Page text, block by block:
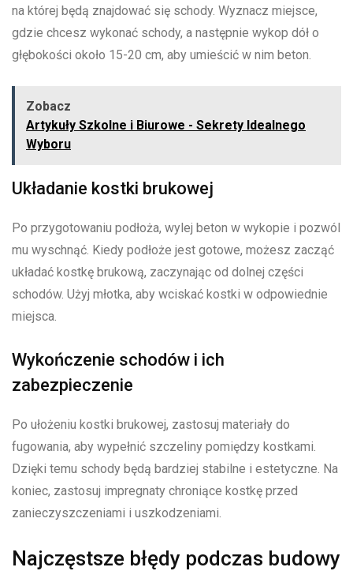
na której będą znajdować się schody. Wyznacz miejsce,
gdzie chcesz wykonać schody, a następnie wykop dół o
głębokości około 15-20 cm, aby umieścić w nim beton.
Zobacz
Artykuły Szkolne i Biurowe - Sekrety Idealnego
Wyboru
Układanie kostki brukowej
Po przygotowaniu podłoża, wylej beton w wykopie i pozwól
mu wyschnąć. Kiedy podłoże jest gotowe, możesz zacząć
układać kostkę brukową, zaczynając od dolnej części
schodów. Użyj młotka, aby wciskać kostki w odpowiednie
miejsca.
Wykończenie schodów i ich
zabezpieczenie
Po ułożeniu kostki brukowej, zastosuj materiały do
fugowania, aby wypełnić szczeliny pomiędzy kostkami.
Dzięki temu schody będą bardziej stabilne i estetyczne. Na
koniec, zastosuj impregnaty chroniące kostkę przed
zanieczyszczeniami i uszkodzeniami.
Najczęstsze błędy podczas budowy